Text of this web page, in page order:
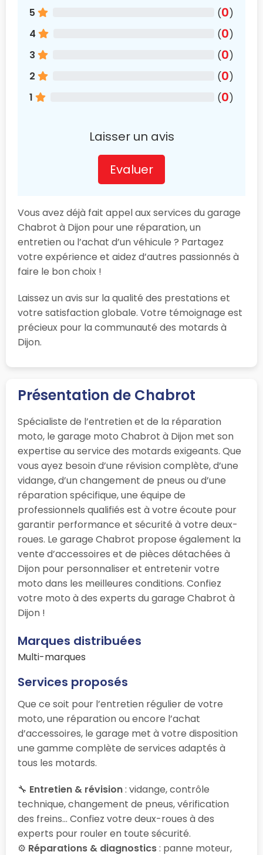
5 (0)
4
(0)
3
(0)
2
(0)
1
(0)
Laisser un avis
Evaluer
Vous avez déjà fait appel aux services du garage
Chabrot à Dijon pour une réparation, un
entretien ou l’achat d’un véhicule ? Partagez
votre expérience et aidez d’autres passionnés à
faire le bon choix !
Laissez un avis sur la qualité des prestations et
votre satisfaction globale. Votre témoignage est
précieux pour la communauté des motards à
Dijon.
Présentation de Chabrot
Spécialiste de l’entretien et de la réparation
moto, le garage moto Chabrot à Dijon met son
expertise au service des motards exigeants. Que
vous ayez besoin d’une révision complète, d’une
vidange, d’un changement de pneus ou d’une
réparation spécifique, une équipe de
professionnels qualifiés est à votre écoute pour
garantir performance et sécurité à votre deux-
roues. Le garage Chabrot propose également la
vente d’accessoires et de pièces détachées à
Dijon pour personnaliser et entretenir votre
moto dans les meilleures conditions. Confiez
votre moto à des experts du garage Chabrot à
Dijon !
Marques distribuées
Multi-marques
Services proposés
Que ce soit pour l’entretien régulier de votre
moto, une réparation ou encore l’achat
d’accessoires, le garage met à votre disposition
une gamme complète de services adaptés à
tous les motards.
🔧 Entretien & révision: vidange, contrôle
technique, changement de pneus, vérification
des freins… Confiez votre deux-roues à des
experts pour rouler en toute sécurité.
⚙️ Réparations & diagnostics: panne moteur,